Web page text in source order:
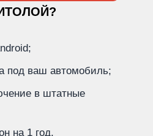
под ваш автомобиль;
в штатные
на 1 год.